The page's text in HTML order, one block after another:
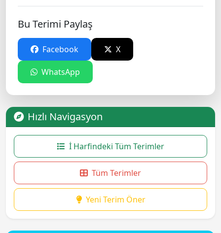
Bu Terimi Paylaş
Facebook X
WhatsApp
Hızlı Navigasyon
İ Harfindeki Tüm Terimler
Tüm Terimler
Yeni Terim Öner